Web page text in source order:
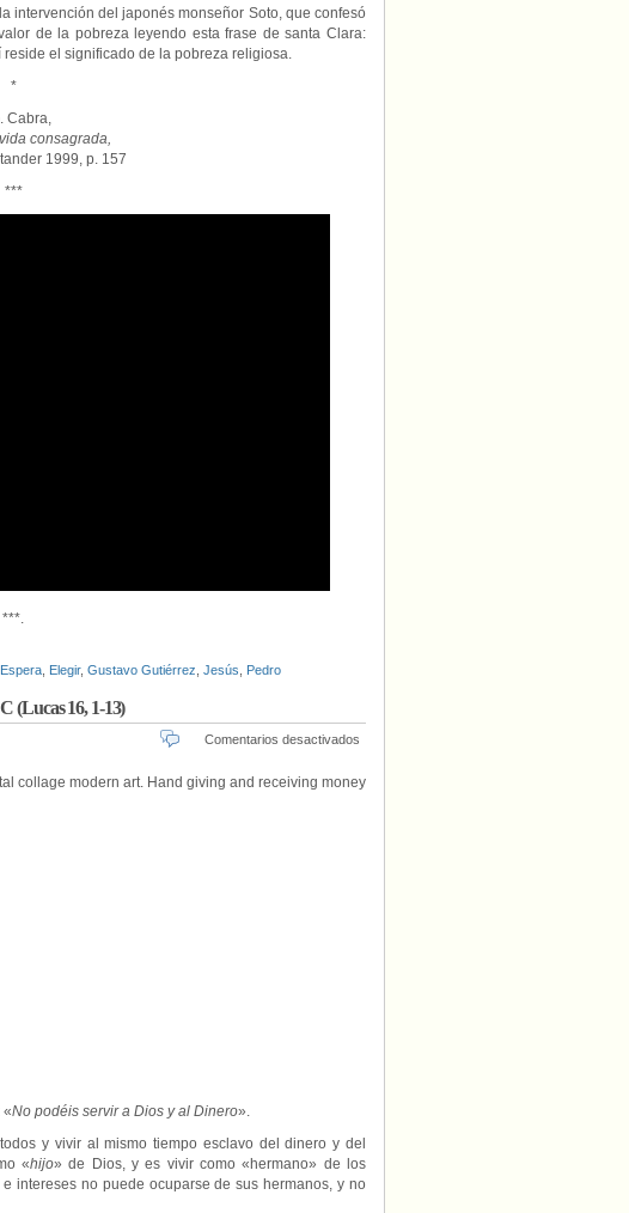
intervención del japonés monseñor Soto, que confesó
de la pobreza leyendo esta frase de santa Clara:
reside el significado de la pobreza religiosa.
*
Cabra,
consagrada,
1999, p. 157
***
***.
Elegir, Gustavo Gutiérrez Jesús
Pedro
(Lucas 16, 1-13)
Comentarios desactivados
«No podéis servir a Dios y al Dinero».
y vivir al mismo tiempo esclavo del dinero y del
«hijo» de Dios, y es vivir como «hermano» de los
intereses no puede ocuparse de sus hermanos, y no